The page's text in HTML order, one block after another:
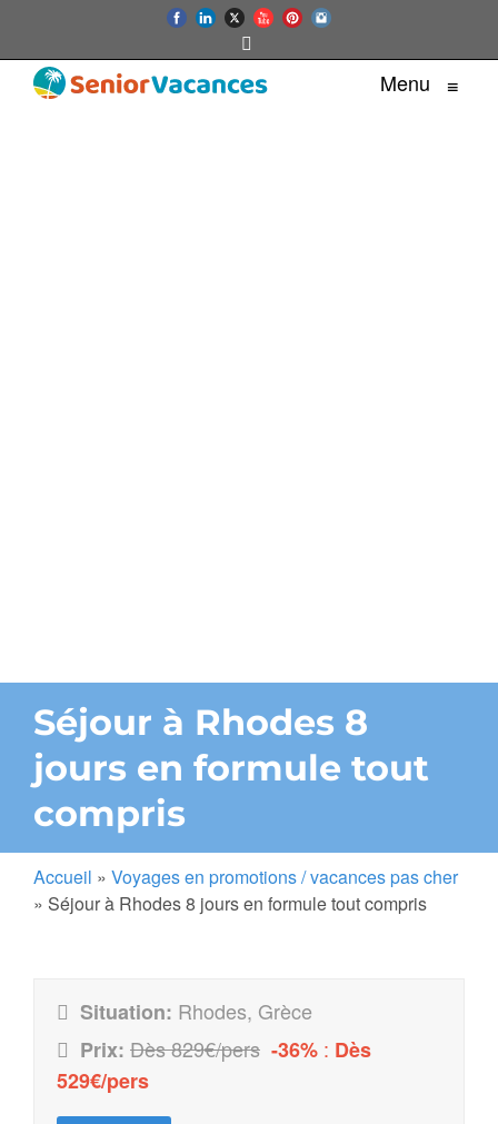
Menu ≡
Séjour à Rhodes 8
jours en formule tout
compris
Accueil » Voyages en promotions / vacances pas cher
» Séjour à Rhodes 8 jours en formule tout compris
Situation: Rhodes, Grèce
Prix: Dès 829€/pers -36% : Dès
529€/pers